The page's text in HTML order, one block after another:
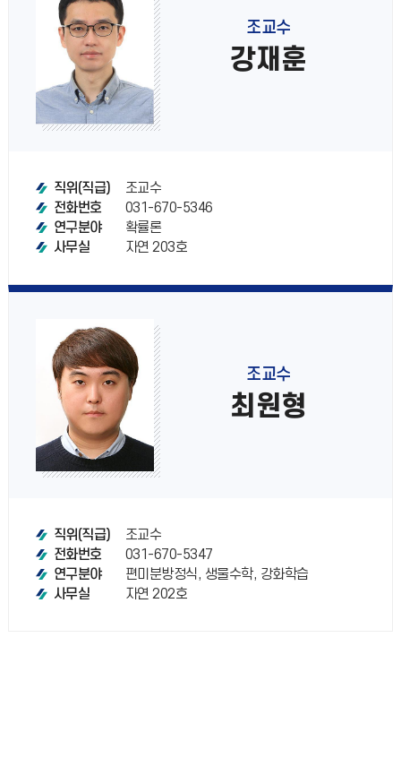
조교수
강재훈
직위(직급)
조교수
전화번호
031-670-5346
연구분야
확률론
사무실
자연 203호
조교수
최원형
직위(직급)
조교수
전화번호
031-670-5347
연구분야
편미분방정식, 생물수학, 강화학습
사무실
자연 202호